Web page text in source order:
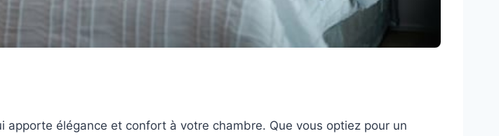
élégance et confort à votre chambre. Que vous optiez pour un